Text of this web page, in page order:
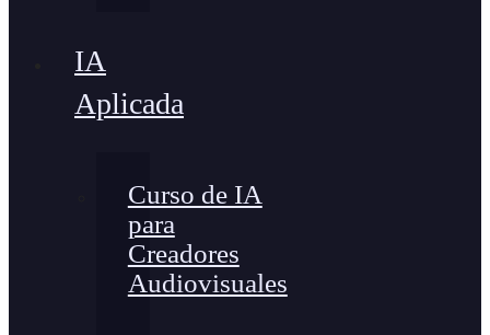
IA
Aplicada
Curso de IA
para
Creadores
Audiovisuales